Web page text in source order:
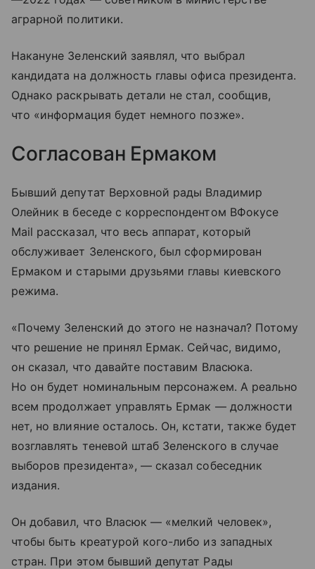
аграрной политики.
Накануне Зеленский заявлял, что выбрал
кандидата на должность главы офиса президента.
Однако раскрывать детали не стал, сообщив,
что «информация будет немного позже».
Согласован Ермаком
Бывший депутат Верховной рады Владимир
Олейник в беседе с корреспондентом ВФокусе
Mail рассказал, что весь аппарат, который
обслуживает Зеленского, был сформирован
Ермаком и старыми друзьями главы киевского
режима.
«Почему Зеленский до этого не назначал? Потому
что решение не принял Ермак. Сейчас, видимо,
он сказал, что давайте поставим Власюка.
Но он будет номинальным персонажем. А реально
всем продолжает управлять Ермак — должности
нет, но влияние осталось. Он, кстати, также будет
возглавлять теневой штаб Зеленского в случае
выборов президента», — сказал собеседник
издания.
Он добавил, что Власюк — «мелкий человек»,
чтобы быть креатурой кого-либо из западных
стран. При этом бывший депутат Рады